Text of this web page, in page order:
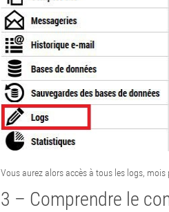
Vous aurez alors accès à tous les logs,
3 – Comprendre le